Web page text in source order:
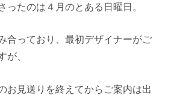
ったのは４月のとある日曜日。
合っており、最初デザイナーがご
が、
お見送りを終えてからご案内は出